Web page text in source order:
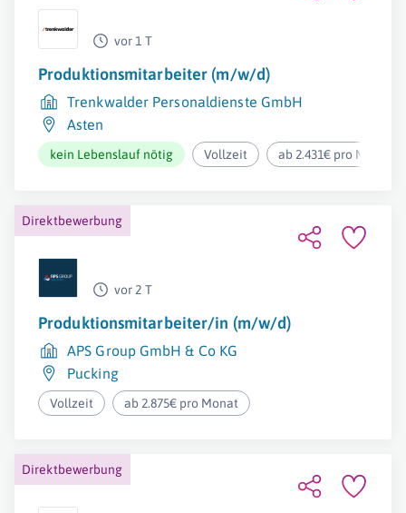
vor 1 T
Produktionsmitarbeiter (m/w/d)
Trenkwalder Personaldienste GmbH
Asten
kein Lebenslauf nötig Vollzeit ab 2.431€ pro Monat
Direktbewerbung
vor 2 T
Produktionsmitarbeiter/in (m/w/d)
APS Group GmbH & Co KG
Pucking
Vollzeit ab 2.875€ pro Monat
Direktbewerbung